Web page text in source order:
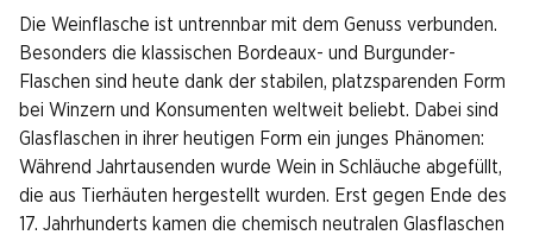
Die Weinflasche ist untrennbar mit dem Genuss verbunden.
Besonders die klassischen Bordeaux- und Burgunder-
Flaschen sind heute dank der stabilen, platzsparenden Form
bei Winzern und Konsumenten weltweit beliebt. Dabei sind
Glasflaschen in ihrer heutigen Form ein junges Phänomen:
Während Jahrtausenden wurde Wein in Schläuche abgefüllt,
die aus Tierhäuten hergestellt wurden. Erst gegen Ende des
17. Jahrhunderts kamen die chemisch neutralen Glasflaschen